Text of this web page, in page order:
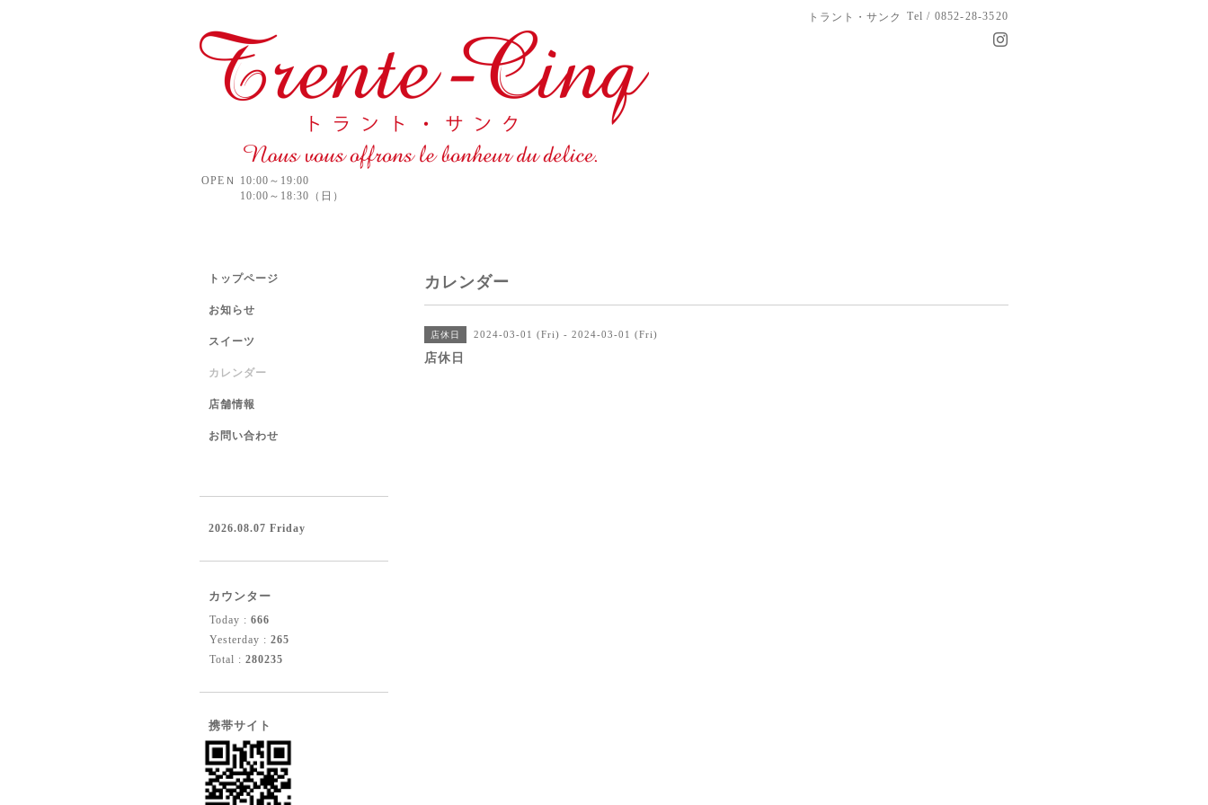
トラント・サンク Tel / 0852-28-3520
OPEＮ 10:00～19:00
10:00～18:30（日）
カレンダー
店休日 2024-03-01 (Fri) - 2024-03-01 (Fri)
店休日
トップページ
お知らせ
スイーツ
カレンダー
店舗情報
お問い合わせ
2026.08.07 Friday
カウンター
Today : 666
Yesterday : 265
Total : 280235
携帯サイト